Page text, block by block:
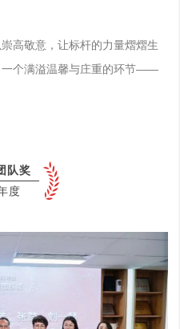
高敬意，让标杆的力量熠熠生
一个满溢温馨与庄重的环节——
队奖
度